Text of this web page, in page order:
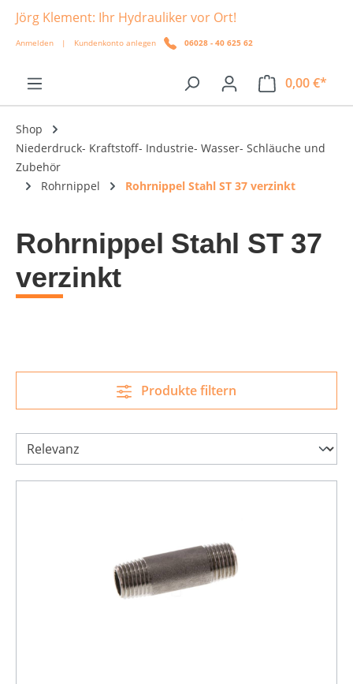
springen
Jörg Klement: Ihr Hydrauliker vor Ort!
Anmelden | Kundenkonto anlegen 06028 - 40 625 62
0,00 €*
Shop
Niederdruck- Kraftstoff- Industrie- Wasser- Schläuche und
Zubehör
Rohrnippel
Rohrnippel Stahl ST 37 verzinkt
Rohrnippel Stahl ST 37
verzinkt
Produkte filtern